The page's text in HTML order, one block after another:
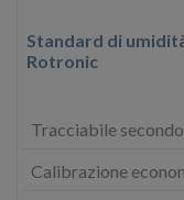
Standard di
Rotronic
Tracciabile
Calibrazione